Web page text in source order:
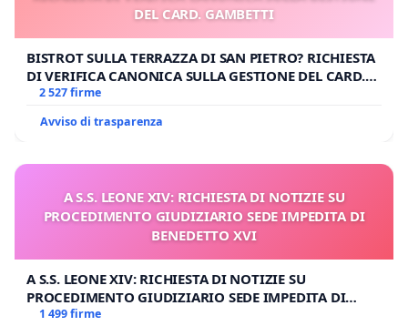
DEL CARD. GAMBETTI
BISTROT SULLA TERRAZZA DI SAN PIETRO? RICHIESTA
DI VERIFICA CANONICA SULLA GESTIONE DEL CARD.
GAMBETTI
2 527 firme
Avviso di trasparenza
A S.S. LEONE XIV: RICHIESTA DI NOTIZIE SU
PROCEDIMENTO GIUDIZIARIO SEDE IMPEDITA DI
BENEDETTO XVI
A S.S. LEONE XIV: RICHIESTA DI NOTIZIE SU
PROCEDIMENTO GIUDIZIARIO SEDE IMPEDITA DI
BENEDETTO XVI
1 499 firme